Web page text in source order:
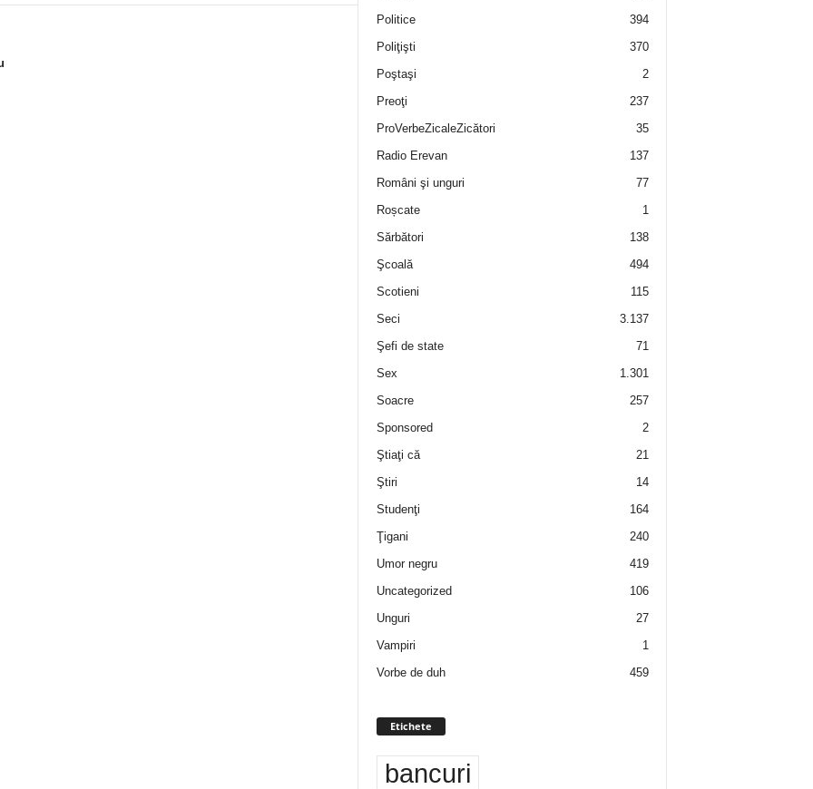
Politice
394
Poliţişti
370
Poştaşi
2
Preoţi
237
ProVerbeZicaleZicători
35
Radio Erevan
137
Români şi unguri
77
Roșcate
1
Sărbători
138
Şcoală
494
Scotieni
115
Seci
3.137
Şefi de state
71
Sex
1.301
Soacre
257
Sponsored
2
Ştiaţi că
21
Ştiri
14
Studenţi
164
Ţigani
240
Umor negru
419
Uncategorized
106
Unguri
27
Vampiri
1
Vorbe de duh
459
Etichete
bancuri